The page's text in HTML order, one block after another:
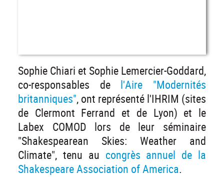
Sophie Chiari et Sophie Lemercier-Goddard,
co-responsables de l'Aire "Modernités
britanniques", ont représenté l'IHRIM (sites
de Clermont Ferrand et de Lyon) et le
Labex COMOD lors de leur séminaire
"Shakespearean Skies: Weather and
Climate", tenu au congrès annuel de la
Shakespeare Association of America.